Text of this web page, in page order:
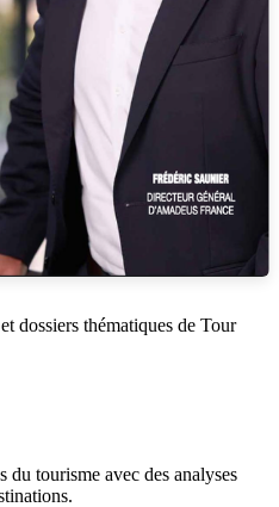
dossiers thématiques de Tour
du tourisme avec des analyses